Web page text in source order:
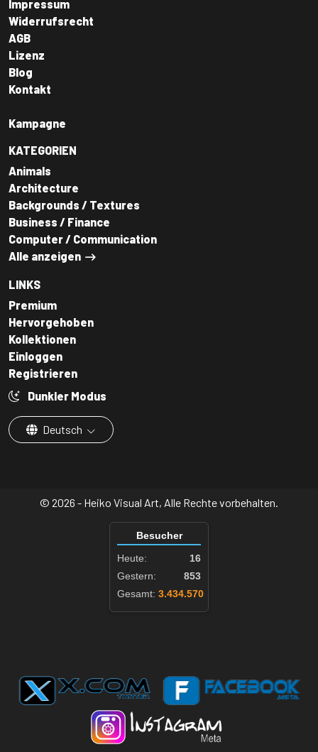
Impressum
Widerrufsrecht
AGB
Lizenz
Blog
Kontakt
Kampagne
KATEGORIEN
Animals
Architecture
Backgrounds / Textures
Business / Finance
Computer / Communication
Alle anzeigen
LINKS
Premium
Hervorgehoben
Kollektionen
Einloggen
Registrieren
Dunkler Modus
Deutsch
© 2026 - Heiko Visual Art, Alle Rechte vorbehalten.
Besucher
Heute:
16
Gestern:
853
Gesamt: 3.434.570